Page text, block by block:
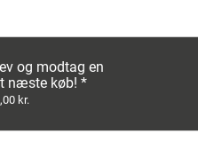
og modtag en
næste køb! *
kr.